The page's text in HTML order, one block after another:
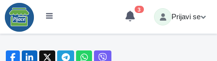
3
Prijavi se